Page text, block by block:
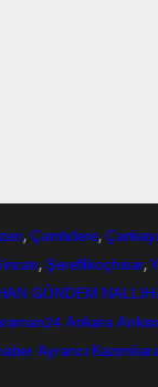
, Çamlıdere,
, Şereflikoçhisar,
GÜNDEM
Ankara
Ayrancı